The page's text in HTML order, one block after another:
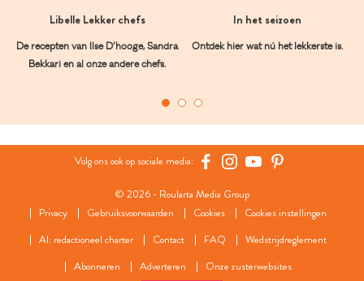
Libelle Lekker chefs
De recepten van Ilse D’hooge, Sandra
Bekkari en al onze andere chefs.
In het seizoen
Ontdek hier wat nú het lekkerste is.
Volg ons ook op sociale media:
© 2026 - Roularta Media Group
Privacy
Gebruiksvoorwaarden Cookies
Cookies instellingen
AI: redactioneel charter
Contact FAQ
Wedstrijdreglement
Abonneren
Adverteren Onze zusterwebsites